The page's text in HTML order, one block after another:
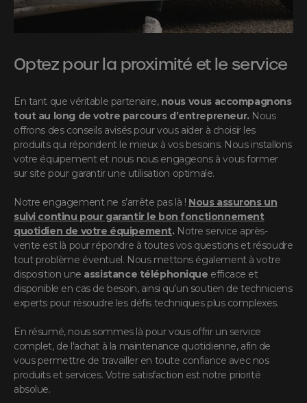
Optez pour la proximité et le service
En tant que véritable partenaire, nous vous accompagnons
tout au long de votre parcours d’entrepreneur. Nous
offrons des conseils avisés pour vous aider à choisir les
produits qui répondent le mieux à vos besoins. Nous installons
votre équipement et nous nous engageons à vous former
sur site pour garantir une utilisation optimale.
Notre engagement ne s’arrête pas là ! Nous assurons un
suivi continu pour garantir le bon fonctionnement
quotidien de votre équipement. Notre service après-
vente est là pour répondre à toutes vos questions et résoudre
tout problème éventuel. Nous mettons également à votre
disposition une assistance téléphonique efficace et
disponible en cas de besoin, ainsi qu'un soutien de techniciens
experts pour résoudre les défis techniques plus complexes.
En résumé, nous sommes là pour vous offrir un service
complet, de l'achat à la maintenance quotidienne, afin de
vous permettre de travailler en toute confiance avec nos
produits et services. Votre satisfaction est notre priorité
absolue.